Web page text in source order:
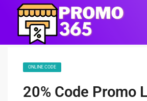
ONLINE CODE
20% Code Promo